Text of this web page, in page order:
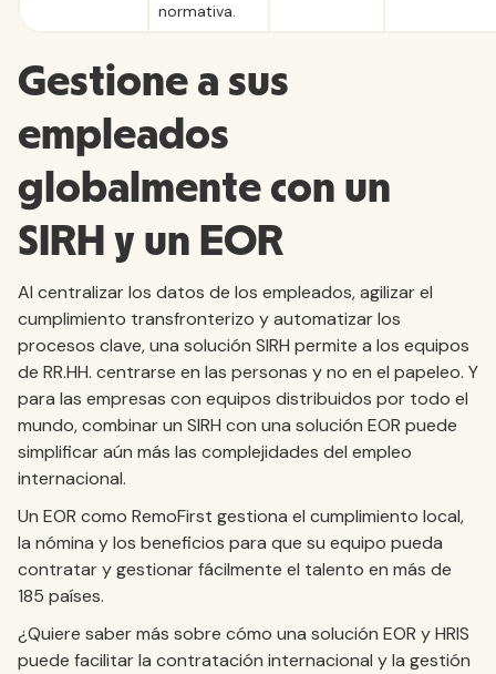
normativa.
Gestione a sus
empleados
globalmente con un
SIRH y un EOR
Al centralizar los datos de los empleados, agilizar el
cumplimiento transfronterizo y automatizar los
procesos clave, una solución SIRH permite a los equipos
de RR.HH. centrarse en las personas y no en el papeleo. Y
para las empresas con equipos distribuidos por todo el
mundo, combinar un SIRH con una solución EOR puede
simplificar aún más las complejidades del empleo
internacional.
Un EOR como RemoFirst gestiona el cumplimiento local,
la nómina y los beneficios para que su equipo pueda
contratar y gestionar fácilmente el talento en más de
185 países.
¿Quiere saber más sobre cómo una solución EOR y HRIS
puede facilitar la contratación internacional y la gestión